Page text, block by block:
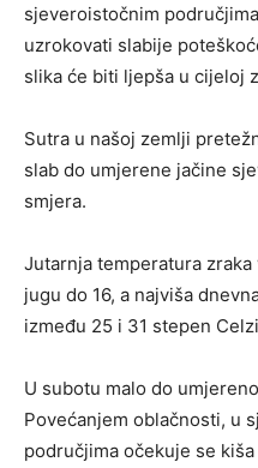
sjeveroistočnim
uzrokovati slabije
slika će biti ljepša u cijeloj
Sutra u našoj zemlji
slab do umjerene jačine
smjera.
Jutarnja temperatura
jugu do 16, a najviša
između 25 i 31 stepen
U subotu malo do
Povećanjem oblačnosti, u
područjima očekuje se